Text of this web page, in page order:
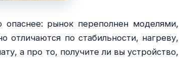
рынок переполнен моделями,
отличаются по стабильности, нагреву,
а про то, получите ли вы устройство,